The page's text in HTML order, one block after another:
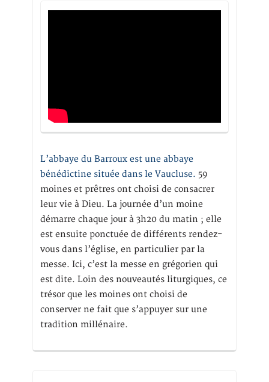
L’abbaye du Barroux est une abbaye
bénédictine située dans le Vaucluse. 59
moines et prêtres ont choisi de consacrer
leur vie à Dieu. La journée d’un moine
démarre chaque jour à 3h20 du matin ; elle
est ensuite ponctuée de différents rendez-
vous dans l’église, en particulier par la
messe. Ici, c’est la messe en grégorien qui
est dite. Loin des nouveautés liturgiques, ce
trésor que les moines ont choisi de
conserver ne fait que s’appuyer sur une
tradition millénaire.